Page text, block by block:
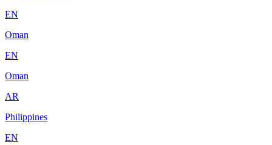
EN
Oman
EN
Oman
AR
Philippines
EN